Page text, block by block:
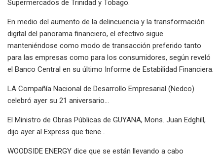
Supermercados de Trinidad y Tobago.
En medio del aumento de la delincuencia y la transformación
digital del panorama financiero, el efectivo sigue
manteniéndose como modo de transacción preferido tanto
para las empresas como para los consumidores, según reveló
el Banco Central en su último Informe de Estabilidad Financiera.
LA Compañía Nacional de Desarrollo Empresarial (Nedco)
celebró ayer su 21 aniversario…
El Ministro de Obras Públicas de GUYANA, Mons. Juan Edghill,
dijo ayer al Express que tiene...
WOODSIDE ENERGY dice que se están llevando a cabo